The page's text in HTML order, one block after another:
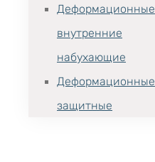
Деформационные
внутренние
набухающие
Деформационные
защитные